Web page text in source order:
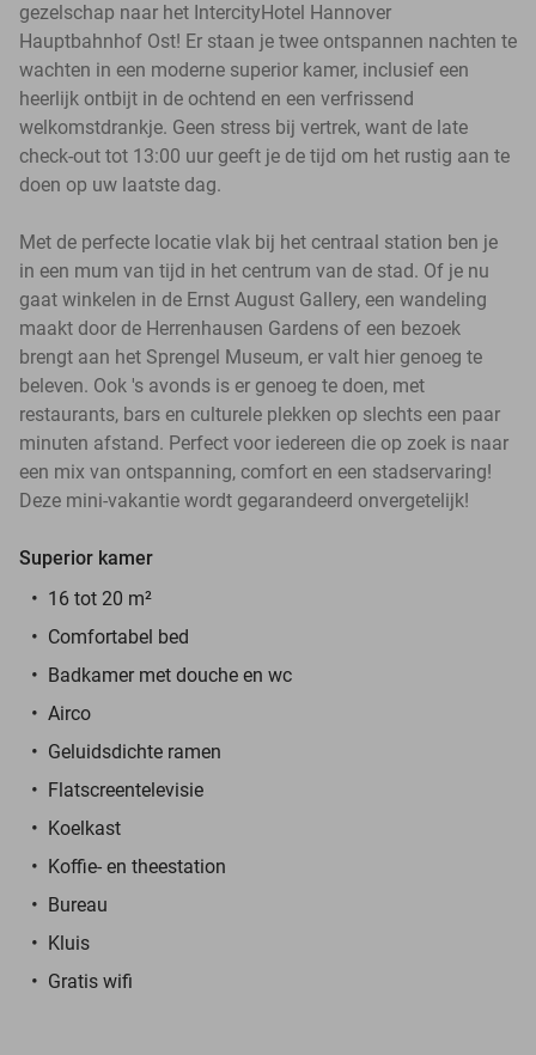
gezelschap naar het IntercityHotel Hannover
Hauptbahnhof Ost! Er staan je twee ontspannen nachten te
wachten in een moderne superior kamer, inclusief een
heerlijk ontbijt in de ochtend en een verfrissend
welkomstdrankje. Geen stress bij vertrek, want de late
check-out tot 13:00 uur geeft je de tijd om het rustig aan te
doen op uw laatste dag.
Met de perfecte locatie vlak bij het centraal station ben je
in een mum van tijd in het centrum van de stad. Of je nu
gaat winkelen in de Ernst August Gallery, een wandeling
maakt door de Herrenhausen Gardens of een bezoek
brengt aan het Sprengel Museum, er valt hier genoeg te
beleven. Ook 's avonds is er genoeg te doen, met
restaurants, bars en culturele plekken op slechts een paar
minuten afstand. Perfect voor iedereen die op zoek is naar
een mix van ontspanning, comfort en een stadservaring!
Deze mini-vakantie wordt gegarandeerd onvergetelijk!
Superior kamer
16 tot 20 m²
Comfortabel bed
Badkamer met douche en wc
Airco
Geluidsdichte ramen
Flatscreentelevisie
Koelkast
Koffie- en theestation
Bureau
Kluis
Gratis wifi